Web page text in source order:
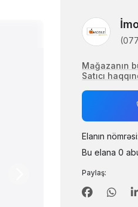
Mağazanın
Satıcı
Elanın
Bu elana 0
Paylaş: